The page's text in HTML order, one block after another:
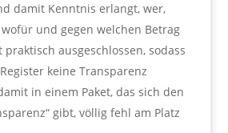
damit Kenntnis erlangt, wer,
und gegen welchen Betrag
ausgeschlossen, sodass
keine Transparenz
in einem Paket, das sich den
gibt, völlig fehl am Platz